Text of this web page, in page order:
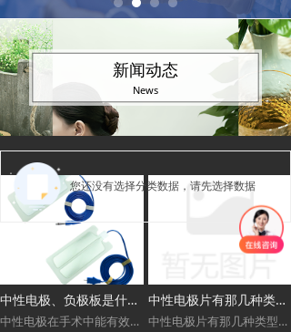
您还没有选择分类数据，请先选择数据
中性电极、负极板是什么？负极板应该怎么贴？
中性电极在手术中能有效降低电流密度，增加散热，分散电流，保护周围组织和器官的安全，是操作单极电刀时必不可少的耗材产品之一。
中性电极片有那几种类型？
中性电极片有那几种类型？中性电极是一种在手术室中与电刀笔、高频电刀配套使用的一次性医用耗材产品，中性电极片在手术过程中主要为高频电刀提供一个低密度的返回路径。中性电极片与刀笔配套使用后对组织可以起到消融、电切、电凝等作用。
新闻动态
News